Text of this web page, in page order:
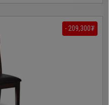
- 209,300₮